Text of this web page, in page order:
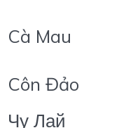
Cà Mau
Côn Đảo
Чу Лай